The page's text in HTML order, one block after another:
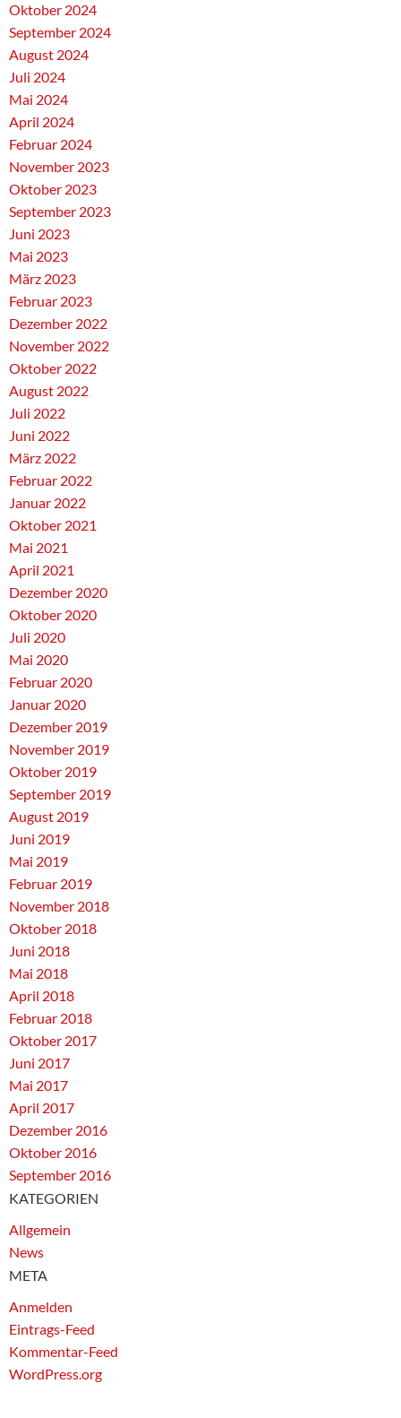
Oktober 2024
September 2024
August 2024
Juli 2024
Mai 2024
April 2024
Februar 2024
November 2023
Oktober 2023
September 2023
Juni 2023
Mai 2023
März 2023
Februar 2023
Dezember 2022
November 2022
Oktober 2022
August 2022
Juli 2022
Juni 2022
März 2022
Februar 2022
Januar 2022
Oktober 2021
Mai 2021
April 2021
Dezember 2020
Oktober 2020
Juli 2020
Mai 2020
Februar 2020
Januar 2020
Dezember 2019
November 2019
Oktober 2019
September 2019
August 2019
Juni 2019
Mai 2019
Februar 2019
November 2018
Oktober 2018
Juni 2018
Mai 2018
April 2018
Februar 2018
Oktober 2017
Juni 2017
Mai 2017
April 2017
Dezember 2016
Oktober 2016
September 2016
KATEGORIEN
Allgemein
News
META
Anmelden
Eintrags-Feed
Kommentar-Feed
WordPress.org